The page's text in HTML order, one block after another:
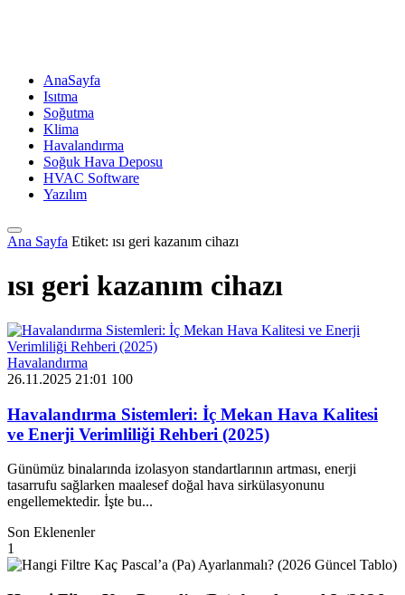
AnaSayfa
Isıtma
Soğutma
Klima
Havalandırma
Soğuk Hava Deposu
HVAC Software
Yazılım
Ana Sayfa Etiket: ısı geri kazanım cihazı
ısı geri kazanım cihazı
Havalandırma
26.11.2025 21:01 100
Havalandırma Sistemleri: İç Mekan Hava Kalitesi
ve Enerji Verimliliği Rehberi (2025)
Günümüz binalarında izolasyon standartlarının artması, enerji
tasarrufu sağlarken maalesef doğal hava sirkülasyonunu
engellemektedir. İşte bu...
Son Eklenenler
1